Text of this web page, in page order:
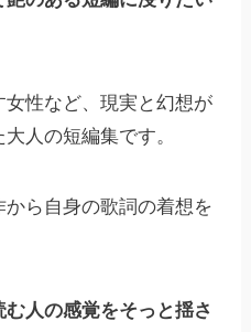
性など、現実と幻想が
人の短編集です。
ら自身の歌詞の着想を
人の感覚をそっと揺さ